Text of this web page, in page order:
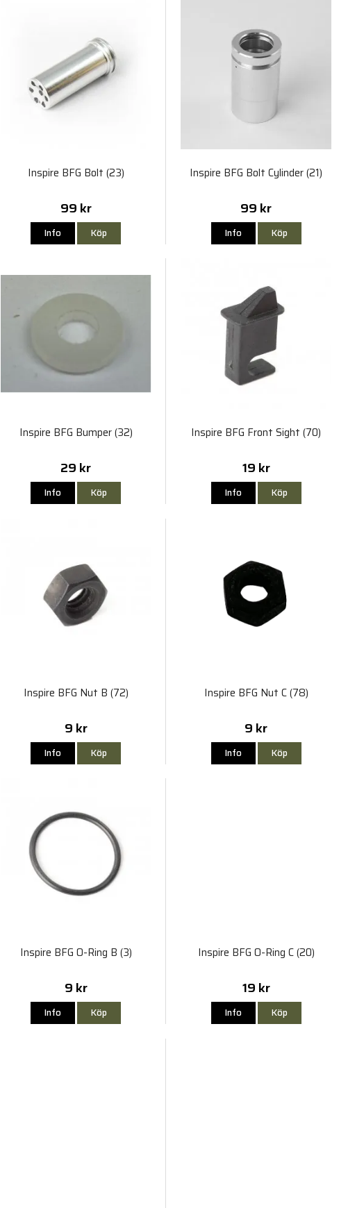
Inspire BFG Bolt (23)
99 kr
Info Köp
Inspire BFG Bolt Cylinder (21)
99 kr
Info Köp
Inspire BFG Bumper (32)
29 kr
Info Köp
Inspire BFG Front Sight (70)
19 kr
Info Köp
Inspire BFG Nut B (72)
9 kr
Info Köp
Inspire BFG Nut C (78)
9 kr
Info Köp
Inspire BFG O-Ring B (3)
9 kr
Info Köp
Inspire BFG O-Ring C (20)
19 kr
Info Köp